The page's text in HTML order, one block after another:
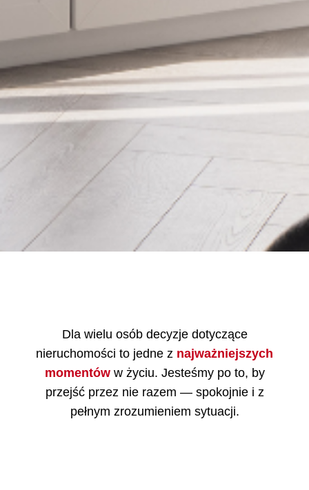
Dla wielu osób decyzje dotyczące
nieruchomości to jedne z najważniejszych
momentów w życiu. Jesteśmy po to, by
przejść przez nie razem — spokojnie i z
pełnym zrozumieniem sytuacji.